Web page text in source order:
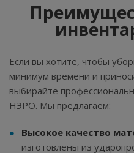
Если вы хотите, чтобы
минимум времени и
выбирайте
НЭРО. Мы предлагаем:
Высокое качество
изготовлены из